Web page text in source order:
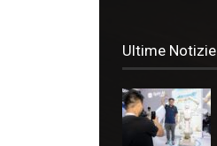
Ultime Notizie